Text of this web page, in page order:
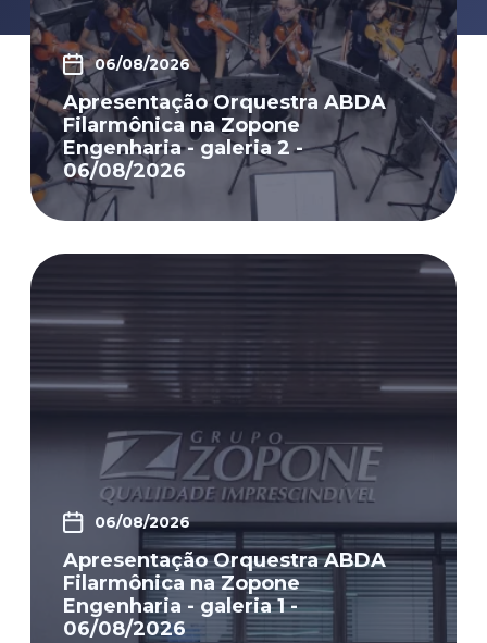
06/08/2026
Apresentação Orquestra ABDA
Filarmônica na Zopone
Engenharia - galeria 2 -
06/08/2026
06/08/2026
Apresentação Orquestra ABDA
Filarmônica na Zopone
Engenharia - galeria 1 -
06/08/2026